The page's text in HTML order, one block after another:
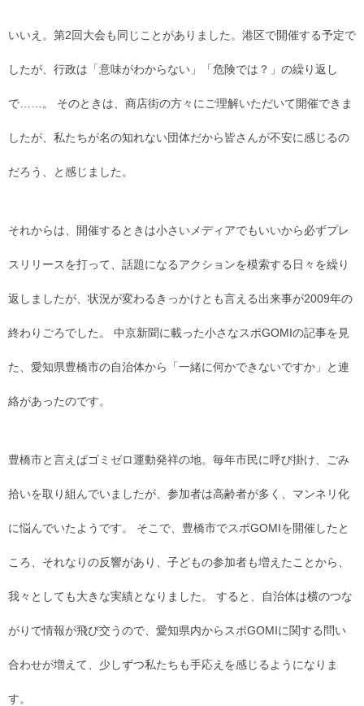
いいえ。第2回大会も同じことがありました。港区で開催する予定で
したが、行政は「意味がわからない」「危険では？」の繰り返し
で……。 そのときは、商店街の方々にご理解いただいて開催できま
したが、私たちが名の知れない団体だから皆さんが不安に感じるの
だろう、と感じました。
それからは、開催するときは小さいメディアでもいいから必ずプレ
スリリースを打って、話題になるアクションを模索する日々を繰り
返しましたが、状況が変わるきっかけとも言える出来事が2009年の
終わりごろでした。 中京新聞に載った小さなスポGOMIの記事を見
た、愛知県豊橋市の自治体から「一緒に何かできないですか」と連
絡があったのです。
豊橋市と言えばゴミゼロ運動発祥の地。毎年市民に呼び掛け、ごみ
拾いを取り組んでいましたが、参加者は高齢者が多く、マンネリ化
に悩んでいたようです。 そこで、豊橋市でスポGOMIを開催したと
ころ、それなりの反響があり、子どもの参加者も増えたことから、
我々としても大きな実績となりました。 すると、自治体は横のつな
がりで情報が飛び交うので、愛知県内からスポGOMIに関する問い
合わせが増えて、少しずつ私たちも手応えを感じるようになりま
す。